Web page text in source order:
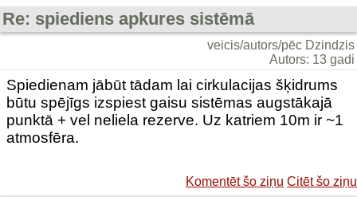
Re: spiediens apkures sistēmā
veicis/autors/pēc Dzindzis
Autors: 13 gadi
Spiedienam jābūt tādam lai cirkulacijas šķidrums
būtu spējīgs izspiest gaisu sistēmas augstākajā
punktā + vel neliela rezerve. Uz katriem 10m ir ~1
atmosfēra.
Komentēt šo ziņu Citēt šo ziņu